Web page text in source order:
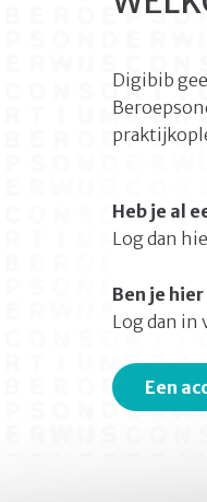
Digibib
Heb je al
Log dan
Ben je
Log dan in
Een